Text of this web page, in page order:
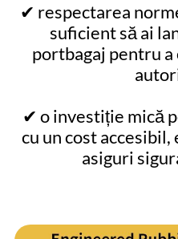
✔ respectarea
suficient să ai
portbagaj pentru
✔ o investiție mică
cu un cost
asiguri